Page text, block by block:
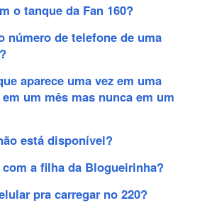
o tanque da Fan 160?
número de telefone de uma
aparece uma vez em uma
um mês mas nunca em um
está disponível?
a filha da Blogueirinha?
pra carregar no 220?